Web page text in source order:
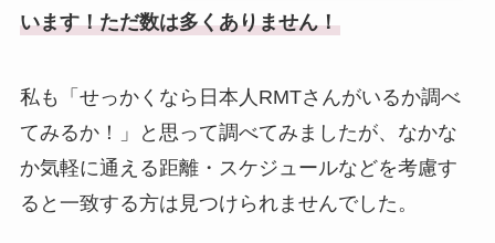
います！ただ数は多くありません！
私も「せっかくなら日本人RMTさんがいるか調べ
てみるか！」と思って調べてみましたが、なかな
か気軽に通える距離・スケジュールなどを考慮す
ると一致する方は見つけられませんでした。